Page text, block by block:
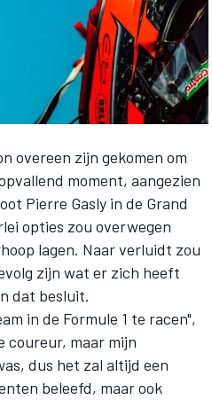
overeen zijn gekomen om
moment, aangezien
Pierre Gasly in de Grand
opties zou overwegen
lagen. Naar verluidt zou
zijn wat er zich heeft
dat besluit.
in de Formule 1 te racen",
coureur, maar mijn
dus het zal altijd een
beleefd, maar ook